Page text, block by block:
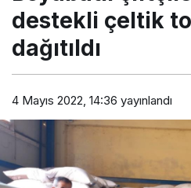
destekli çeltik
dağıtıldı
4 Mayıs 2022, 14:36 yayınlandı